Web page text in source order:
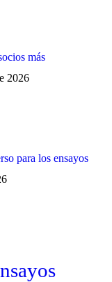
más
2026
para los ensayos